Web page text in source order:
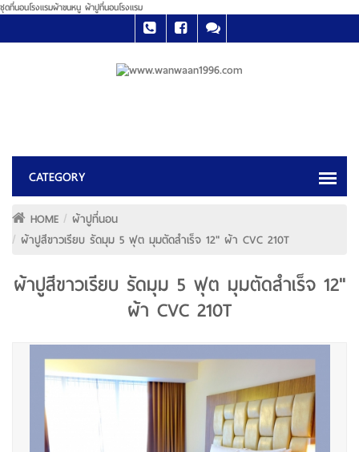
ชุดที่นอนโรงแรมผ้าขนหนู ผ้าปูที่นอนโรงแรม
HOME
ผ้าปูที่นอน
ผ้าปูสีขาวเรียบ รัดมุม 5 ฟุต มุมตัดสำเร็จ 12" ผ้า CVC 210T
ผ้าปูสีขาวเรียบ รัดมุม 5 ฟุต มุมตัดสำเร็จ 12"
ผ้า CVC 210T